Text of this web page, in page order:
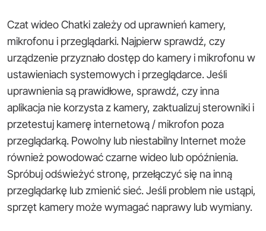
Czat wideo Chatki zależy od uprawnień kamery,
mikrofonu i przeglądarki. Najpierw sprawdź, czy
urządzenie przyznało dostęp do kamery i mikrofonu w
ustawieniach systemowych i przeglądarce. Jeśli
uprawnienia są prawidłowe, sprawdź, czy inna
aplikacja nie korzysta z kamery, zaktualizuj sterowniki i
przetestuj kamerę internetową / mikrofon poza
przeglądarką. Powolny lub niestabilny Internet może
również powodować czarne wideo lub opóźnienia.
Spróbuj odświeżyć stronę, przełączyć się na inną
przeglądarkę lub zmienić sieć. Jeśli problem nie ustąpi,
sprzęt kamery może wymagać naprawy lub wymiany.